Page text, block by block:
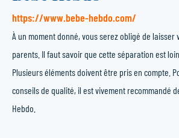
https://www.bebe-hebdo.com/
À un moment donné, vous serez obligé de laisser
parents. Il faut savoir que cette séparation est
Plusieurs éléments doivent être pris en compte.
conseils de qualité, il est vivement recommandé
Hebdo.